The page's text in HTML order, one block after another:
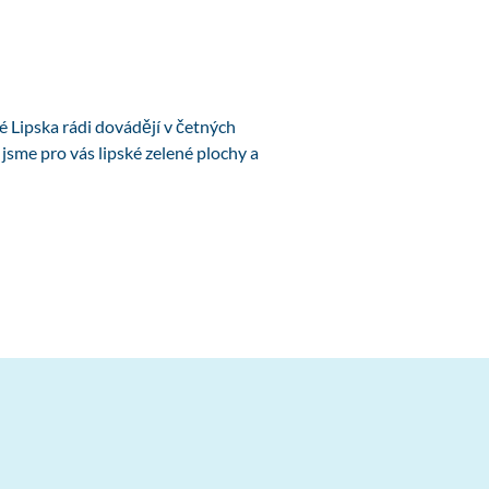
Lipska rádi dovádějí v četných
pro vás lipské zelené plochy a